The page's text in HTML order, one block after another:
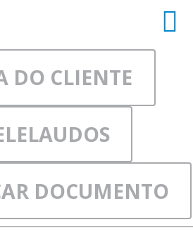
DO CLIENTE
DOCUMENTO